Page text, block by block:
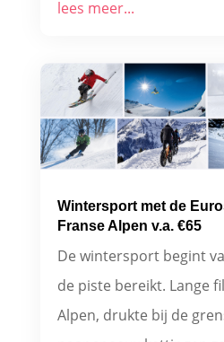
lees meer...
Wintersport met de
Franse Alpen v.a. €65
De wintersport begint
de piste bereikt. Lange
Alpen, drukte bij de